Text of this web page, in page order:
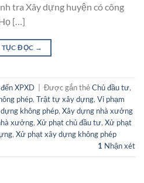
tra Xây dựng huyện có công
[…]
TỤC ĐỌC →
XPXD Được gắn thẻChủ đầu tư,
phép, Trật tự xây dựng, Vi phạm
không phép, Xây dựng nhà xưởng
xưởng, Xử phạt chủ đầu tư, Xử phạt
, Xử phạt xây dựng không phép
1 Nhận xét